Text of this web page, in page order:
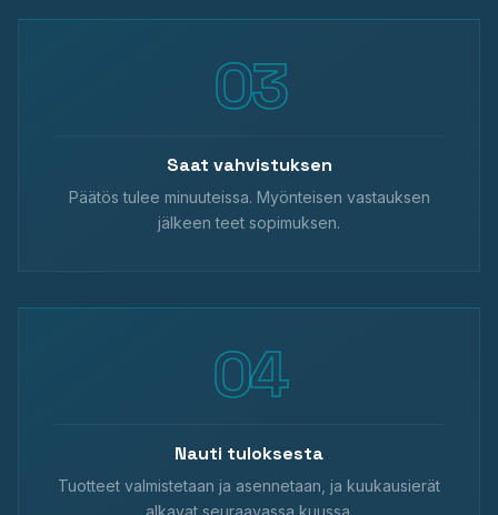
Saat vahvistuksen
Päätös tulee minuuteissa. Myönteisen vastauksen
jälkeen teet sopimuksen.
Nauti tuloksesta
Tuotteet valmistetaan ja asennetaan, ja kuukausierät
alkavat seuraavassa kuussa.